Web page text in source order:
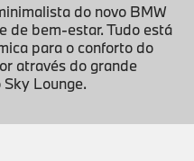
do novo BMW
de bem-estar. Tudo está
para o conforto do
através do grande
Lounge.